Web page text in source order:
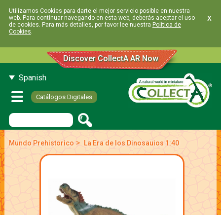
Utilizamos Cookies para darte el mejor servicio posible en nuestra
web. Para continuar navegando en esta web, deberás aceptar el uso
de cookies. Para más detalles, por favor lee nuestra Política de
Cookies.
x
Discover CollectA AR Now
Spanish
Catálogos Digitales
Mundo Prehistorico > La Era de los Dinosauios 1:40